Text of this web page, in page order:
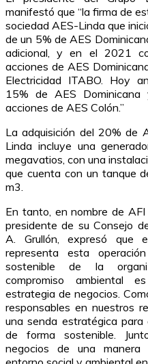
manifestó que “la firma de
sociedad AES-Linda que
de un 5% de AES
adicional, y en el 2021
acciones de AES
Electricidad ITABO. Hoy
15% de AES
acciones de AES Colón.”
La adquisición del 20% de
Linda incluye una
megavatios, con una
que cuenta con un tanque
m3.
En tanto, en nombre de
presidente de su Consejo
A. Grullón, expresó que
representa esta
sostenible de la
compromiso ambiental
estrategia de negocios.
responsables en nuestros
una senda estratégica para
de forma sostenible.
negocios de una manera